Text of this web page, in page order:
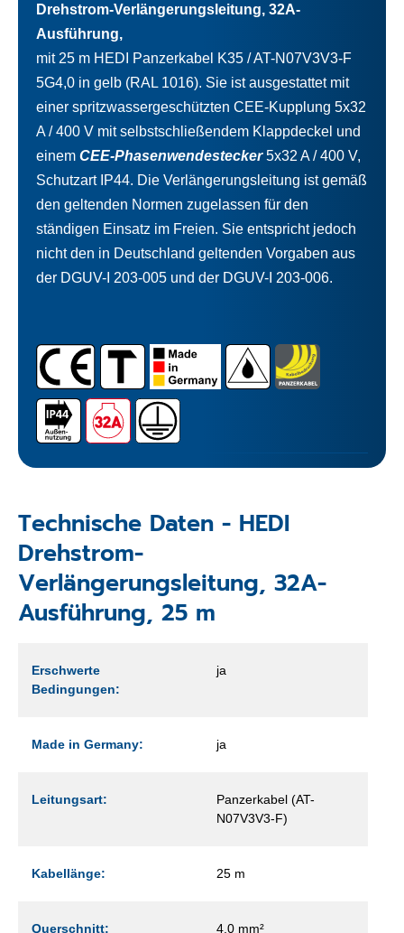
Drehstrom-Verlängerungsleitung, 32A-
Ausführung,
mit 25 m HEDI Panzerkabel K35 / AT-N07V3V3-F
5G4,0 in gelb (RAL 1016). Sie ist ausgestattet mit
einer spritzwassergeschützten CEE-Kupplung 5x32
A / 400 V mit selbstschließendem Klappdeckel und
einem CEE-Phasenwendestecker5x32 A / 400 V,
Schutzart IP44. Die Verlängerungsleitung ist gemäß
den geltenden Normen zugelassen für den
ständigen Einsatz im Freien. Sie entspricht jedoch
nicht den in Deutschland geltenden Vorgaben aus
der DGUV-I 203-005 und der DGUV-I 203-006.
Technische Daten - HEDI
Drehstrom-
Verlängerungsleitung, 32A-
Ausführung, 25 m
Erschwerte
Bedingungen:
ja
Made in Germany: ja
Leitungsart:
Panzerkabel (AT-
N07V3V3-F)
Kabellänge: 25 m
Querschnitt: 4,0 mm²